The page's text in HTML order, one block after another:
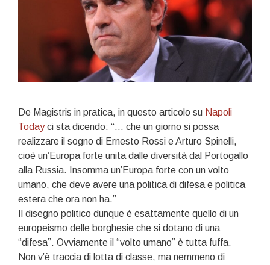
De Magistris in pratica, in questo articolo su Napoli
Todayci sta dicendo: “… che un giorno si possa
realizzare il sogno di Ernesto Rossi e Arturo Spinelli,
cioè un’Europa forte unita dalle diversità dal Portogallo
alla Russia. Insomma un’Europa forte con un volto
umano, che deve avere una politica di difesa e politica
estera che ora non ha.”
Il disegno politico dunque è esattamente quello di un
europeismo delle borghesie che si dotano di una
“difesa”. Ovviamente il “volto umano” è tutta fuffa.
Non v’è traccia di lotta di classe, ma nemmeno di